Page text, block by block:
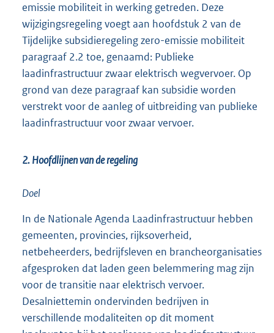
emissie mobiliteit in werking getreden. Deze
wijzigingsregeling voegt aan hoofdstuk 2 van de
Tijdelijke subsidieregeling zero-emissie mobiliteit
paragraaf 2.2 toe, genaamd: Publieke
laadinfrastructuur zwaar elektrisch wegvervoer. Op
grond van deze paragraaf kan subsidie worden
verstrekt voor de aanleg of uitbreiding van publieke
laadinfrastructuur voor zwaar vervoer.
2. Hoofdlijnen van de regeling
Doel
In de Nationale Agenda Laadinfrastructuur hebben
gemeenten, provincies, rijksoverheid,
netbeheerders, bedrijfsleven en brancheorganisaties
afgesproken dat laden geen belemmering mag zijn
voor de transitie naar elektrisch vervoer.
Desalniettemin ondervinden bedrijven in
verschillende modaliteiten op dit moment